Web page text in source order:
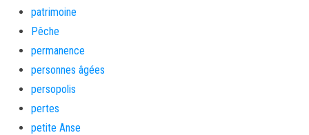
patrimoine
Pêche
permanence
personnes âgées
persopolis
pertes
petite Anse